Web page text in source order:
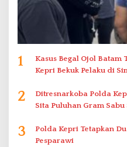
1
Kasus Begal Ojol Batam
Kepri Bekuk Pelaku di
2
Ditresnarkoba Polda
Sita Puluhan Gram
3
Polda Kepri Tetapkan
Pesparawi